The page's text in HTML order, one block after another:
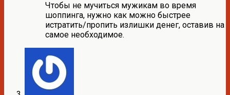
Чтобы не мучиться мужикам во время
шоппинга, нужно как можно быстрее
истратить/пропить излишки денег, оставив на
самое необходимое.